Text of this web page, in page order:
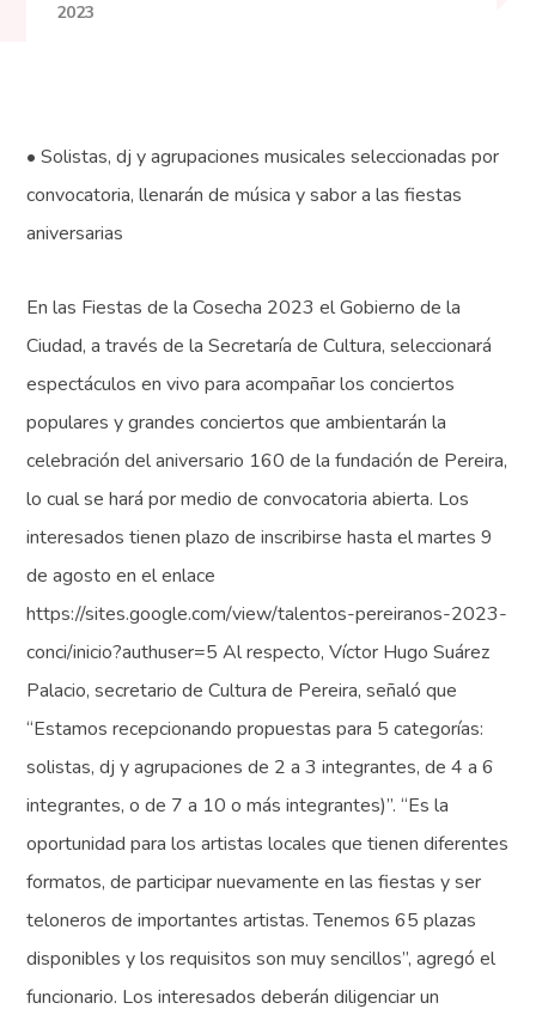
2023
• Solistas, dj y agrupaciones musicales seleccionadas por
convocatoria, llenarán de música y sabor a las fiestas
aniversarias
En las Fiestas de la Cosecha 2023 el Gobierno de la
Ciudad, a través de la Secretaría de Cultura, seleccionará
espectáculos en vivo para acompañar los conciertos
populares y grandes conciertos que ambientarán la
celebración del aniversario 160 de la fundación de Pereira,
lo cual se hará por medio de convocatoria abierta. Los
interesados tienen plazo de inscribirse hasta el martes 9
de agosto en el enlace
https://sites.google.com/view/talentos-pereiranos-2023-
conci/inicio?authuser=5 Al respecto, Víctor Hugo Suárez
Palacio, secretario de Cultura de Pereira, señaló que
“Estamos recepcionando propuestas para 5 categorías:
solistas, dj y agrupaciones de 2 a 3 integrantes, de 4 a 6
integrantes, o de 7 a 10 o más integrantes)”. “Es la
oportunidad para los artistas locales que tienen diferentes
formatos, de participar nuevamente en las fiestas y ser
teloneros de importantes artistas. Tenemos 65 plazas
disponibles y los requisitos son muy sencillos”, agregó el
funcionario. Los interesados deberán diligenciar un